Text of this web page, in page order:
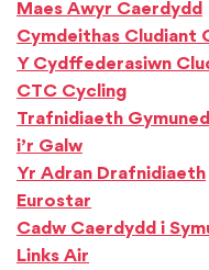
Maes Awyr Caerdydd
Cymdeithas Cludiant
Y Cydffederasiwn
CTC Cycling
Trafnidiaeth
i’r Galw
Yr Adran Drafnidiaeth
Eurostar
Cadw Caerdydd i
Links Air